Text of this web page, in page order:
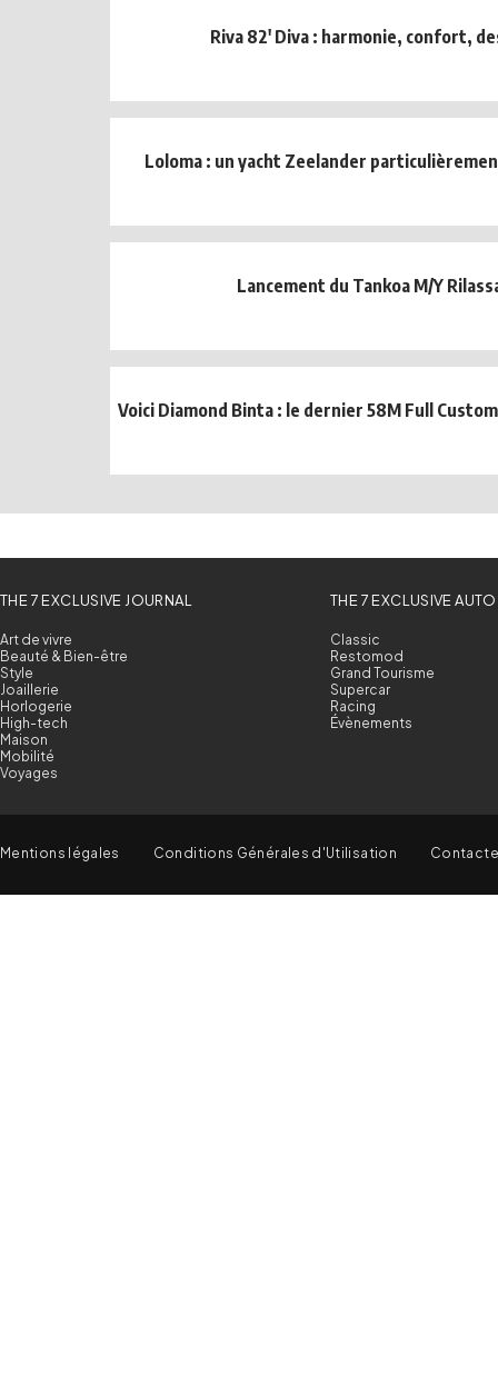
Riva 82' Diva : harmonie, confort,
Loloma : un yacht Zeelander
Lancement du Tankoa M/Y
Voici Diamond Binta : le dernier 58M Full
THE 7 EXCLUSIVE JOURNAL
Art de vivre
Beauté & Bien-être
Style
Joaillerie
Horlogerie
High-tech
Maison
Mobilité
Voyages
THE 7 EXCLUSIVE AUTO
Classic
Restomod
Grand Tourisme
Supercar
Racing
Évènements
Mentions légales Conditions Générales d'Utilisation